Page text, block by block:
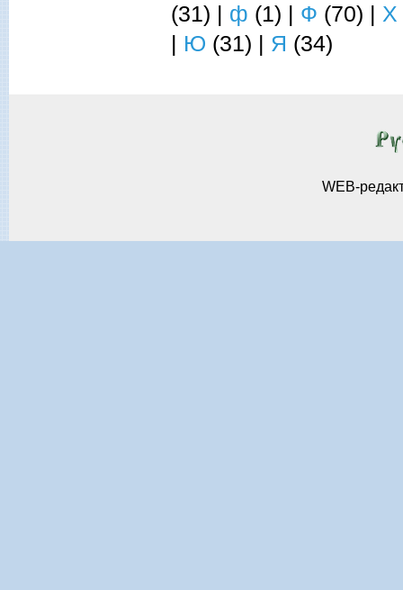
(31) | ф (1) | Ф (70) | Х
| Ю (31) | Я (34)
WEB-